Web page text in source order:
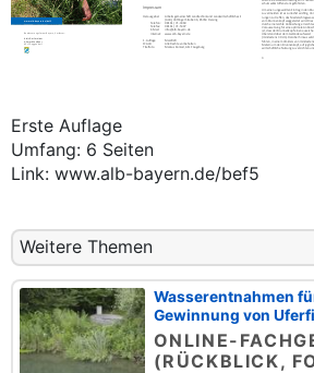
Erste Auflage
Umfang: 6 Seiten
Link: www.alb-bayern.de/bef5
Weitere Themen
Wasserentnahmen
Gewinnung von
ONLINE-
(RÜCKBLICK,